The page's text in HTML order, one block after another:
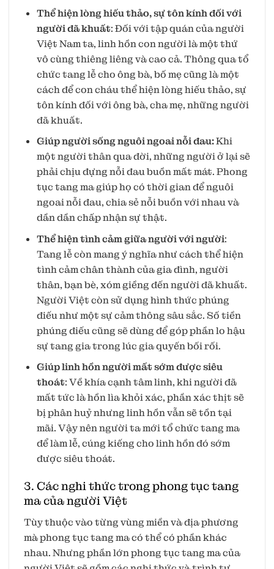
Thể hiện lòng hiếu thảo, sự tôn kính đối với
người đã khuất: Đối với tập quán của người
Việt Nam ta, linh hồn con người là một thứ
vô cùng thiêng liêng và cao cả. Thông qua tổ
chức tang lễ cho ông bà, bố mẹ cũng là một
cách để con cháu thể hiện lòng hiếu thảo, sự
tôn kính đối với ông bà, cha mẹ, những người
đã khuất.
Giúp người sống nguôi ngoai nỗi đau:Khi
một người thân qua đời, những người ở lại sẽ
phải chịu đựng nỗi đau buồn mất mát. Phong
tục tang ma giúp họ có thời gian để nguôi
ngoai nỗi đau, chia sẻ nỗi buồn với nhau và
dần dần chấp nhận sự thật.
Thể hiện tình cảm giữa người với người:
Tang lễ còn mang ý nghĩa như cách thể hiện
tình cảm chân thành của gia đình, người
thân, bạn bè, xóm giềng đến người đã khuất.
Người Việt còn sử dụng hình thức phúng
điếu như một sự cảm thông sâu sắc. Số tiền
phúng điếu cũng sẽ dùng để góp phần lo hậu
sự tang gia trong lúc gia quyến bối rối.
Giúp linh hồn người mất sớm được siêu
thoát: Về khía cạnh tâm linh, khi người đã
mất tức là hồn lìa khỏi xác, phần xác thịt sẽ
bị phân huỷ nhưng linh hồn vẫn sẽ tồn tại
mãi. Vậy nên người ta mới tổ chức tang ma
để làm lễ, cúng kiếng cho linh hồn đó sớm
được siêu thoát.
3. Các nghi thức trong phong tục tang
ma của người Việt
Tùy thuộc vào từng vùng miền và địa phương
mà phong tục tang ma có thể có phần khác
nhau. Nhưng phần lớn phong tục tang ma của